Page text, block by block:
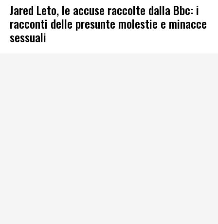
Jared Leto, le accuse raccolte dalla Bbc: i
racconti delle presunte molestie e minacce
sessuali